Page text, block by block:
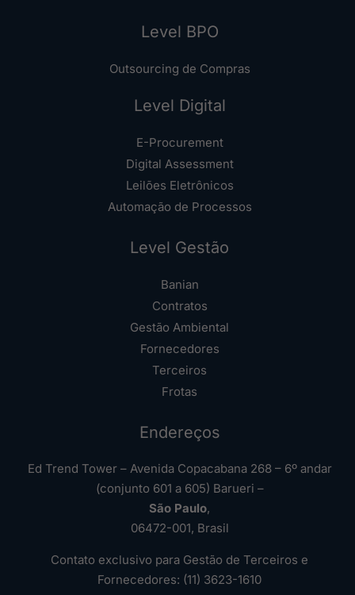
Level BPO
Outsourcing de Compras
Level Digital
E-Procurement
Digital Assessment
Leilões Eletrônicos
Automação de Processos
Level Gestão
Banian
Contratos
Gestão Ambiental
Fornecedores
Terceiros
Frotas
Endereços
Ed Trend Tower – Avenida Copacabana 268 – 6º andar
(conjunto 601 a 605) Barueri –
São Paulo,
06472-001, Brasil
Contato exclusivo para Gestão de Terceiros e
Fornecedores: (11) 3623-1610